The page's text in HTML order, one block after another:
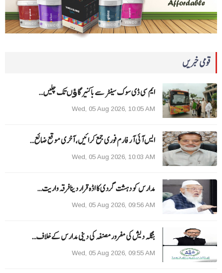
قومی خبریں
ایم سی ڈی سوک سینٹر سے باکنیر گاﺅں تک چلیں…
Wed, 05 Aug 2026, 10:05 AM
ایس آئی آر فارم فوری جمع کرائیں، آخری موقع ضائع…
Wed, 05 Aug 2026, 10:03 AM
مدارس کو دہشت گردی کا اڈہ قرار دینا فرقہ واریت…
Wed, 05 Aug 2026, 09:56 AM
بنگلہ دیش کی مفرور مصنفہ کی دینی مدارس کے خلاف…
Wed, 05 Aug 2026, 09:55 AM